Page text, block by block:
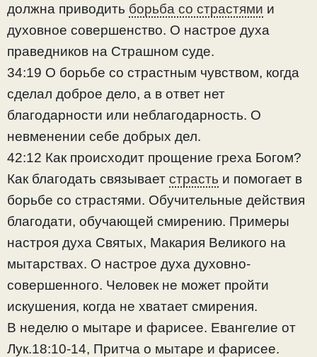
должна приводить борьба со страстями и
духовное совершенство. О настрое духа
праведников на Страшном суде.
34:19 О борьбе со страстным чувством, когда
сделал доброе дело, а в ответ нет
благодарности или неблагодарность. О
невменении себе добрых дел.
42:12 Как происходит прощение греха Богом?
Как благодать связывает страсть и помогает в
борьбе со страстями. Обучительные действия
благодати, обучающей смирению. Примеры
настроя духа Святых, Макария Великого на
мытарствах. О настрое духа духовно-
совершенного. Человек не может пройти
искушения, когда не хватает смирения.
В неделю о мытаре и фарисее. Евангелие от
Лук.18:10-14, Притча о мытаре и фарисее.